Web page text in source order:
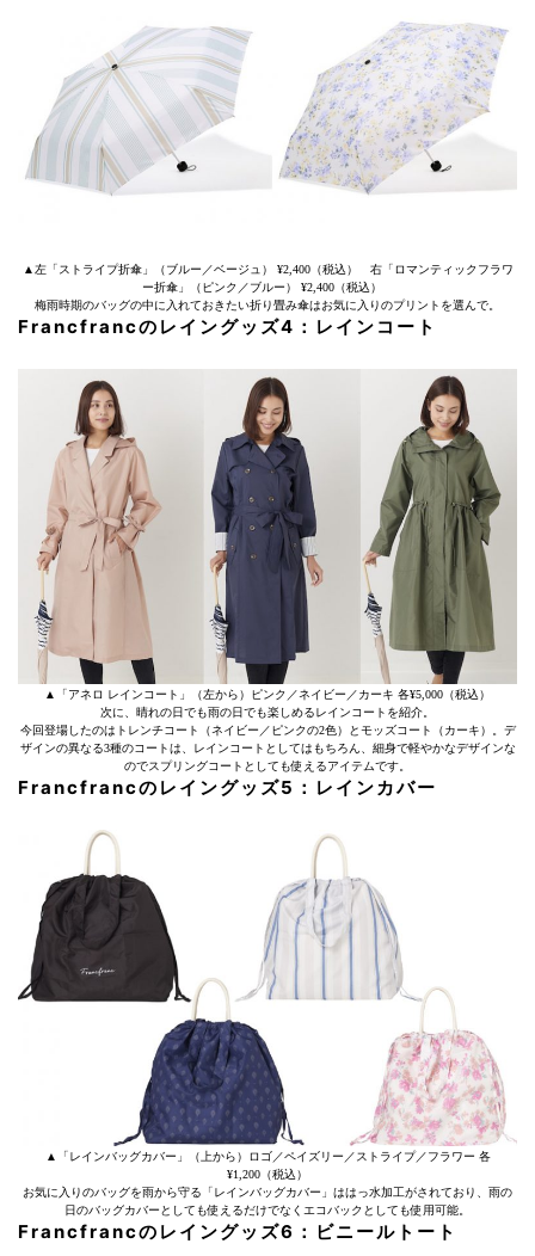
▲左「ストライプ折傘」（ブルー／ベージュ） ¥2,400（税込） 右「ロマンティックフラワ
ー折傘」（ピンク／ブルー） ¥2,400（税込）
梅雨時期のバッグの中に入れておきたい折り畳み傘はお気に入りのプリントを選んで。
Francfrancのレイングッズ4：レインコート
▲「アネロ レインコート」（左から）ピンク／ネイビー／カーキ 各¥5,000（税込）
次に、晴れの日でも雨の日でも楽しめるレインコートを紹介。
今回登場したのはトレンチコート（ネイビー／ピンクの2色）とモッズコート（カーキ）。デ
ザインの異なる3種のコートは、レインコートとしてはもちろん、細身で軽やかなデザインな
のでスプリングコートとしても使えるアイテムです。
Francfrancのレイングッズ5：レインカバー
▲「レインバッグカバー」（上から）ロゴ／ペイズリー／ストライプ／フラワー 各
¥1,200（税込）
お気に入りのバッグを雨から守る「レインバッグカバー」ははっ水加工がされており、雨の
日のバッグカバーとしても使えるだけでなくエコバックとしても使用可能。
Francfrancのレイングッズ6：ビニールトート